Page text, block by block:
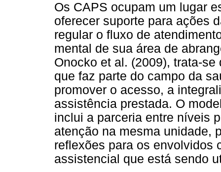
Os CAPS ocupam um lugar
oferecer suporte para ações
regular o fluxo de
mental de sua área de
Onocko et al. (2009), trata-
que faz parte do campo da
promover o acesso, a
assistência prestada. O
inclui a parceria entre níveis
atenção na mesma unidade,
reflexões para os envolvidos
assistencial que está sendo